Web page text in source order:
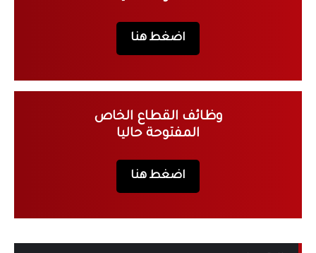
اضغط هنا
وظائف القطاع الخاص
المفتوحة حاليا
اضغط هنا